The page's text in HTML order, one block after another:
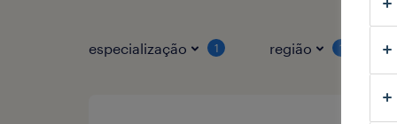
especialização 1 região 1